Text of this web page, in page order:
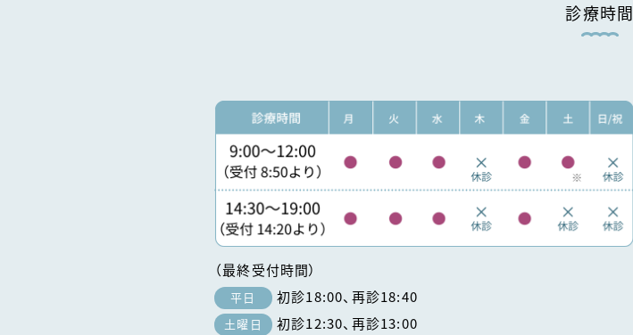
診療時間
（最終受付時間）
平日 初診18:00、再診18:40
土曜日 初診12:30、再診13:00